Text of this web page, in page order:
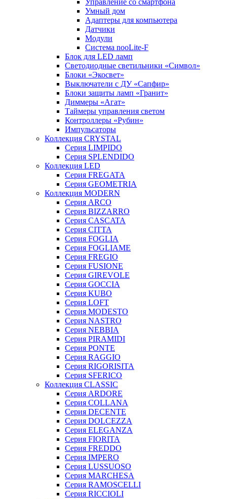
Управление со смартфона
Умный дом
Адаптеры для компьютера
Датчики
Модули
Система nooLite-F
Блок для LED ламп
Светодиодные светильники «Символ»
Блоки «Экосвет»
Выключатели с ДУ «Сапфир»
Блоки защиты ламп «Гранит»
Диммеры «Агат»
Таймеры управления светом
Контроллеры «Рубин»
Импульсаторы
Коллекция CRYSTAL
Серия LIMPIDO
Серия SPLENDIDO
Коллекция LED
Серия FREGATA
Серия GEOMETRIA
Коллекция MODERN
Серия ARCO
Серия BIZZARRO
Серия CASCATA
Серия CITTA
Серия FOGLIA
Серия FOGLIAME
Серия FREGIO
Серия FUSIONE
Серия GIREVOLE
Серия GOCCIA
Серия KUBO
Серия LOFT
Серия MODESTO
Серия NASTRO
Серия NEBBIA
Серия PIRAMIDI
Серия PONTE
Серия RAGGIO
Серия RIGORISITA
Серия SFERICO
Коллекция CLASSIC
Серия ARDORE
Серия COLLANA
Серия DECENTE
Серия DOLCEZZA
Серия ELEGANZA
Серия FIORITA
Серия FREDDO
Серия IMPERO
Серия LUSSUOSO
Серия MARCHESA
Серия RAMOSCELLI
Серия RICCIOLI